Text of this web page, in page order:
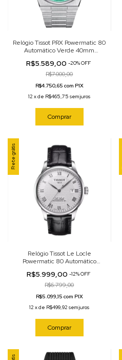
Relógio Tissot PRX Powermatic 80
Automático Verde 40mm
R$5.589,00 -20%OFF
R$7.000,00
R$4.750,65 com PIX
12 xde R$465,75 sem juros
Comprar
Frete grátis
Relógio Tissot Le Locle
Powermatic 80 Automático
T006.407.16.033.00
R$5.999,00 -12%OFF
R$6.799,00
R$5.099,15 com PIX
12 xde R$499,92 sem juros
Comprar